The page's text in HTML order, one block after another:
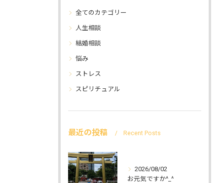
全てのカテゴリー
人生相談
結婚相談
悩み
ストレス
スピリチュアル
最近の投稿 Recent Posts
2026/08/02
お元気ですか^_^